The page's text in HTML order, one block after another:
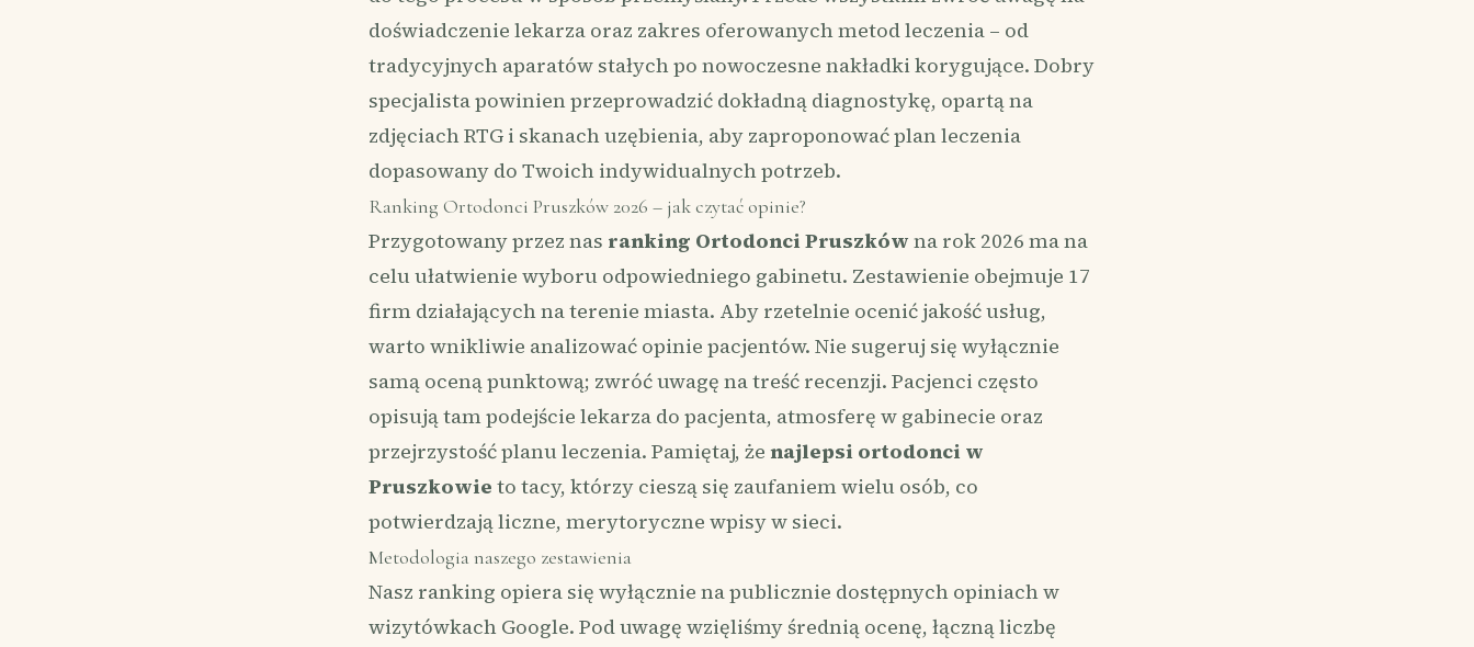
doświadczenie lekarza oraz zakres oferowanych metod leczenia – od
tradycyjnych aparatów stałych po nowoczesne nakładki korygujące. Dobry
specjalista powinien przeprowadzić dokładną diagnostykę, opartą na
zdjęciach RTG i skanach uzębienia, aby zaproponować plan leczenia
dopasowany do Twoich indywidualnych potrzeb.
Ranking Ortodonci Pruszków 2026 – jak czytać opinie?
Przygotowany przez nas ranking Ortodonci Pruszków na rok 2026 ma na
celu ułatwienie wyboru odpowiedniego gabinetu. Zestawienie obejmuje 17
firm działających na terenie miasta. Aby rzetelnie ocenić jakość usług,
warto wnikliwie analizować opinie pacjentów. Nie sugeruj się wyłącznie
samą oceną punktową; zwróć uwagę na treść recenzji. Pacjenci często
opisują tam podejście lekarza do pacjenta, atmosferę w gabinecie oraz
przejrzystość planu leczenia. Pamiętaj, że najlepsi ortodonci w
Pruszkowie to tacy, którzy cieszą się zaufaniem wielu osób, co
potwierdzają liczne, merytoryczne wpisy w sieci.
Metodologia naszego zestawienia
Nasz ranking opiera się wyłącznie na publicznie dostępnych opiniach w
wizytówkach Google. Pod uwagę wzięliśmy średnią ocenę, łączną liczbę